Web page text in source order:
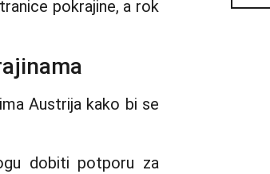
pokrajine, a rok
Austrija kako bi se
dobiti potporu za